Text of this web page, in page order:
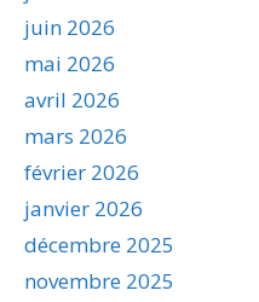
juin 2026
mai 2026
avril 2026
mars 2026
février 2026
janvier 2026
décembre 2025
novembre 2025